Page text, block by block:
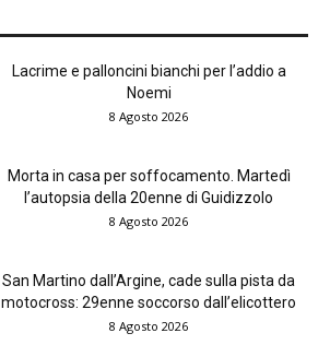
Lacrime e palloncini bianchi per l’addio a
Noemi
8 Agosto 2026
Morta in casa per soffocamento. Martedì
l’autopsia della 20enne di Guidizzolo
8 Agosto 2026
San Martino dall’Argine, cade sulla pista da
motocross: 29enne soccorso dall’elicottero
8 Agosto 2026